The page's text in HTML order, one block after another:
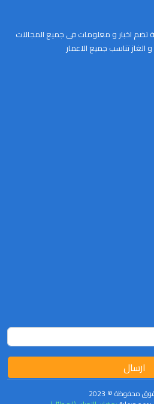
اخبار و معلومات فى جميع المجالات
الغاز تناسب جميع الاعمار
ارسال
محفوظة © 2023